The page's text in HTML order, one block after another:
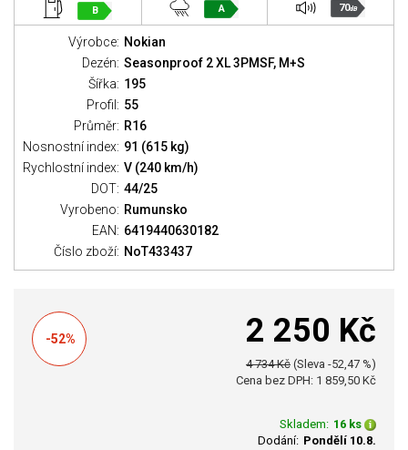
B A 70dB
Výrobce: Nokian
Dezén: Seasonproof 2 XL 3PMSF, M+S
Šířka: 195
Profil: 55
Průměr: R16
Nosnostní index: 91 (615 kg)
Rychlostní index: V (240 km/h)
DOT: 44/25
Vyrobeno: Rumunsko
EAN: 6419440630182
Číslo zboží: NoT433437
-52% 2 250 Kč
4 734 Kč (Sleva -52,47 %)
Cena bez DPH: 1 859,50 Kč
Skladem: 16 ks
Dodání: Pondělí 10.8.